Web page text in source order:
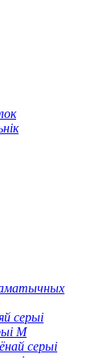
серыі
M
серыі